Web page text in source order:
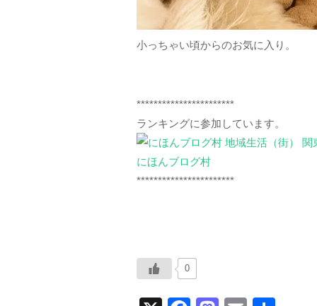
小っちゃい頃からのお気に入り。
***********************
ランキングに参加しています。
にほんブログ村
***********************
0